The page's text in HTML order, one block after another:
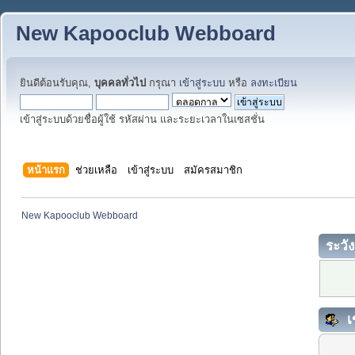
New Kapooclub Webboard
ยินดีต้อนรับคุณ, บุคคลทั่วไป กรุณา เข้าสู่ระบบ หรือ ลงทะเบียน
เข้าสู่ระบบด้วยชื่อผู้ใช้ รหัสผ่าน และระยะเวลาในเซสชั่น
หน้าแรก ช่วยเหลือ เข้าสู่ระบบ สมัครสมาชิก
New Kapooclub Webboard
ระวั
เ